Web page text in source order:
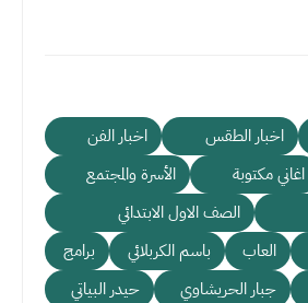
اخبار الطقس
اخبار الفن
اغاني مكتوبة
الأسرة والمجتمع
الصف الاول الابتدائي
العاب باسم الكربلائي
برامج
جبار الحريشاوي
حيدر البياتي